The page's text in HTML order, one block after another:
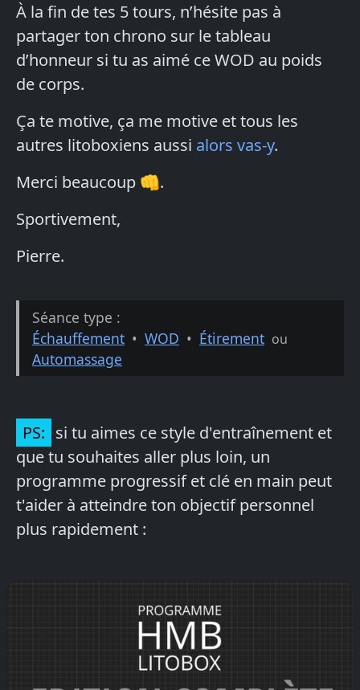
À la fin de tes 5 tours, n’hésite pas à
partager ton chrono sur le tableau
d’honneur si tu as aimé ce WOD au poids
de corps.
Ça te motive, ça me motive et tous les
autres litoboxiens aussi alors vas-y.
Merci beaucoup 👊.
Sportivement,
Pierre.
Séance type :
Échauffement • WOD • Étirement ou
Automassage
PS: si tu aimes ce style d'entraînement et
que tu souhaites aller plus loin, un
programme progressif et clé en main peut
t'aider à atteindre ton objectif personnel
plus rapidement :